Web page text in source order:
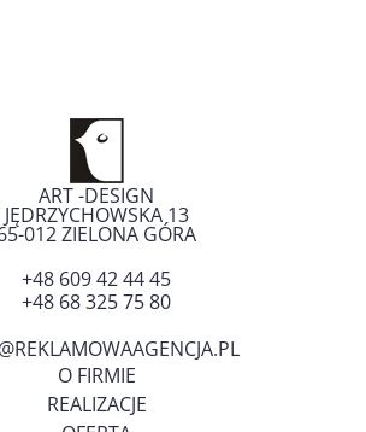
ART -DESIGN
JĘDRZYCHOWSKA 13
012ZIELONA GÓRA
+48 609 42 44 45
+48 68 325 75 80
O FIRMIE
REALIZACJE